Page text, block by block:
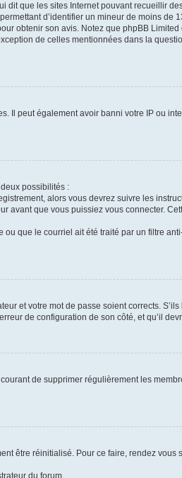
dit que les sites Internet pouvant recueillir
d’identifier un mineur de moins de
obtenir son avis. Notez que phpBB
de celles mentionnées dans la
Il peut également avoir banni votre IP ou
possibilités :
alors vous devrez suivre les
que vous puissiez vous connecter.
que le courriel ait été traité par un filtre
et votre mot de passe soient corrects.
de configuration de son côté, et qu’il
de supprimer régulièrement les
être réinitialisé. Pour ce faire, rendez
du forum.